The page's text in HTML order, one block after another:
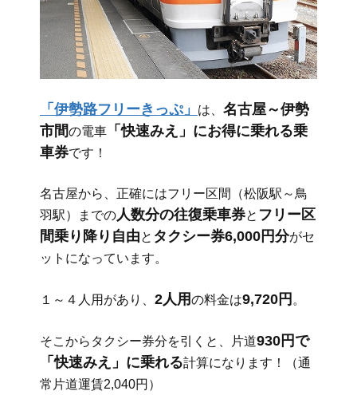
「伊勢路フリーきっぷ」 は、 名古屋～伊勢
市間の電車 「快速みえ」にお得に乗れる乗
車券です！
名古屋から、正確にはフリー区間（松阪駅～鳥
羽駅）までの人数分の往復乗車券と フリー区
間乗り降り自由と タクシー券6,000円分がセ
ットになっています。
１～４人用があり、 2人用の料金は9,720円 。
そこからタクシー券分を引くと、片道930円で
「快速みえ」に乗れる計算になります！（通
常片道運賃2,040円）